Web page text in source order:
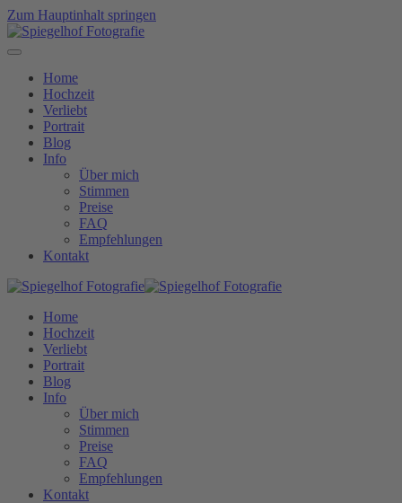
Zum Hauptinhalt springen
Home
Hochzeit
Verliebt
Portrait
Blog
Info
Über mich
Stimmen
Preise
FAQ
Empfehlungen
Kontakt
Home
Hochzeit
Verliebt
Portrait
Blog
Info
Über mich
Stimmen
Preise
FAQ
Empfehlungen
Kontakt